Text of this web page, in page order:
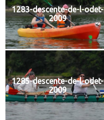
1283-descente-de-l-odet-
2009
1285-descente-de-l-odet-
2009